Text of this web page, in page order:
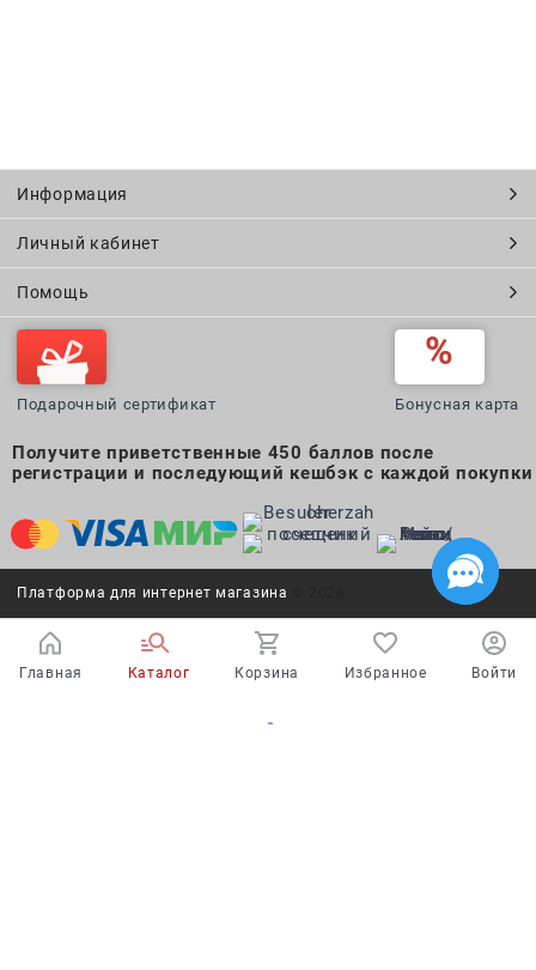
Информация
Личный кабинет
Помощь
Подарочный сертификат Бонусная карта
Получите приветственные 450 баллов после
регистрации и последующий кешбэк с каждой покупки
Платформа для интернет магазина
Главная Каталог Корзина Избранное Войти